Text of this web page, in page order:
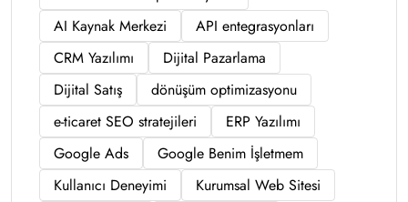
AI Kaynak Merkezi
API entegrasyonları
CRM Yazılımı
Dijital Pazarlama
Dijital Satış
dönüşüm optimizasyonu
e-ticaret SEO stratejileri
ERP Yazılımı
Google Ads
Google Benim İşletmem
Kullanıcı Deneyimi
Kurumsal Web Sitesi